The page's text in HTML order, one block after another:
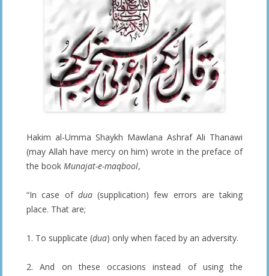
Hakim al-Umma Shaykh Mawlana Ashraf Ali Thanawi
(may Allah have mercy on him) wrote in the preface of
the book Munajat-e-maqbool,
“In case of dua(supplication) few errors are taking
place. That are;
1. To supplicate (dua) only when faced by an adversity.
2. And on these occasions instead of using the